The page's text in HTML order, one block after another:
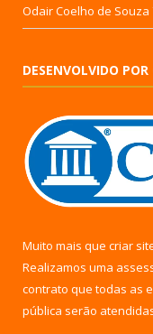
Odair Coelho de Souza
DESENVOLVIDO POR
Muito mais que criar
Realizamos uma
contrato que todas as
pública serão